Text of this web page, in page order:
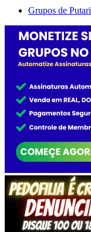
Grupos de